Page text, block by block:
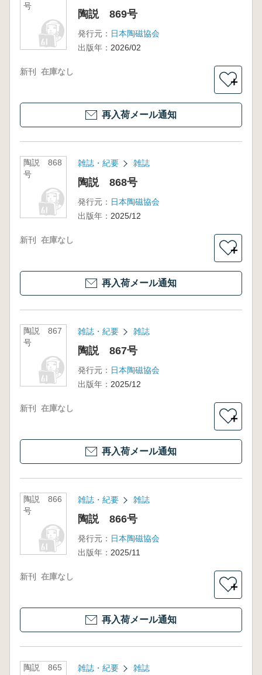
号
陶説 869号
発行元： 日本陶磁協会
出版年： 2026/02
新刊 在庫なし
＋
再入荷メール通知
陶説 868
号
雑誌・紀要 雑誌
陶説 868号
発行元： 日本陶磁協会
出版年： 2025/12
新刊 在庫なし
＋
再入荷メール通知
陶説 867
号
雑誌・紀要 雑誌
陶説 867号
発行元： 日本陶磁協会
出版年： 2025/12
新刊 在庫なし
＋
再入荷メール通知
陶説 866
号
雑誌・紀要 雑誌
陶説 866号
発行元： 日本陶磁協会
出版年： 2025/11
新刊 在庫なし
＋
再入荷メール通知
陶説 865
雑誌・紀要 雑誌